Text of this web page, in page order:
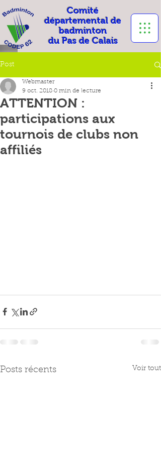
Comité
départemental de
badminton
du Pas de Calais
Post
ATTENTION :
participations aux
tournois de clubs non
affiliés
Webmaster
9 oct. 2018 0 min de lecture
Posts récents Voir tout